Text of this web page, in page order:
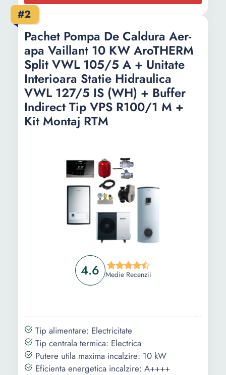
Tensiune
alimentare:
230 V
Culoare:
Alb
Smart:
Da
Interval
temperatura:
20 - 60 °C
Debit apa
calda:
1.2 m³/h
energetica
#2
4.6 Medie Recenzii
Pachet Pompa De Caldura Aer-
apa Vaillant 10 KW AroTHERM
Split VWL 105/5 A + Unitate
Interioara Statie Hidraulica
VWL 127/5 IS (WH) + Buffer
Indirect Tip VPS R100/1 M +
Kit Montaj RTM
Tip alimentare: Electricitate
Tip centrala termica: Electrica
Putere utila maxima incalzire: 10 kW
Eficienta energetica incalzire: A++++